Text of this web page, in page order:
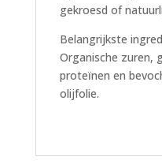
gekroesd of
Belangrijkste
Organische zuren,
proteïnen en
olijfolie.